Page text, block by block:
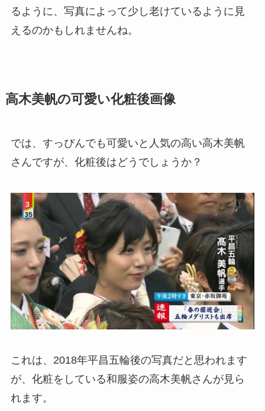
るように、写真によって少し老けているように見
えるのかもしれませんね。
高木美帆の可愛い化粧後画像
では、すっぴんでも可愛いと人気の高い高木美帆
さんですが、化粧後はどうでしょうか？
これは、2018年平昌五輪後の写真だと思われます
が、化粧をしている和服姿の高木美帆さんが見ら
れます。